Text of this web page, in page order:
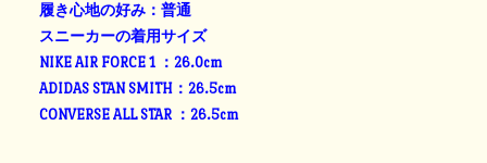
履き心地の好み：普通
スニーカーの着用サイズ
NIKE AIR FORCE 1 ：26.0cm
ADIDAS STAN SMITH：26.5cm
CONVERSE ALL STAR ：26.5cm